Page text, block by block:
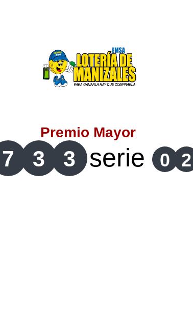
Premio Mayor
7 3 3 serie 0 2